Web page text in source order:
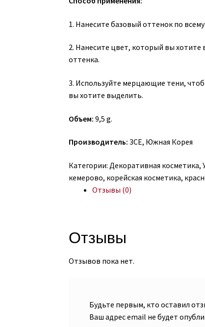
1. Нанесите базовый оттенок по всему
2. Нанесите цвет, который вы хотите
оттенка.
3. Используйте мерцающие тени,
вы хотите выделить.
Объем:9,5 g.
Производитель:3CE, Южная Корея
Категории:Декоративная косметика,
кемерово, корейская косметика,
Отзывы (0)
Отзывы
Отзывов пока нет.
Будьте первым, кто оставил
Ваш адрес email не будет